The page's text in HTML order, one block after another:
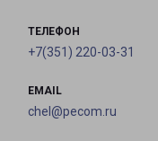
ТЕЛЕФОН
+7(351) 220-03-31
EMAIL
chel@pecom.ru